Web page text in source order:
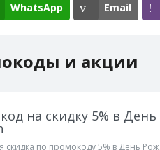
WhatsApp Email
и акции
на скидку 5% в
скидка по промокоду 5% в День